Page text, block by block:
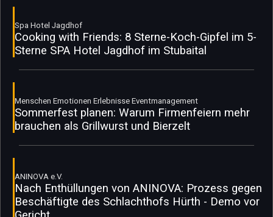
Spa Hotel Jagdhof
Cooking with Friends: 8 Sterne-Koch-Gipfel im 5-
Sterne SPA Hotel Jagdhof im Stubaital
Menschen Emotionen Erlebnisse Eventmanagement
Sommerfest planen: Warum Firmenfeiern mehr
brauchen als Grillwurst und Bierzelt
ANINOVA e.V.
Nach Enthüllungen von ANINOVA: Prozess gegen
Beschäftigte des Schlachthofs Hürth - Demo vor